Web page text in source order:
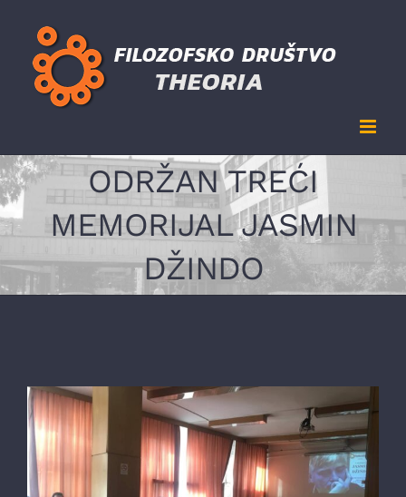
content
ODRŽAN TREĆI
MEMORIJAL JASMIN
DŽINDO